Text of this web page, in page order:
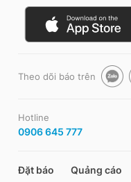
Theo dõi báo trên
Hotline
0906 645 777
Đặt báo Quảng cáo